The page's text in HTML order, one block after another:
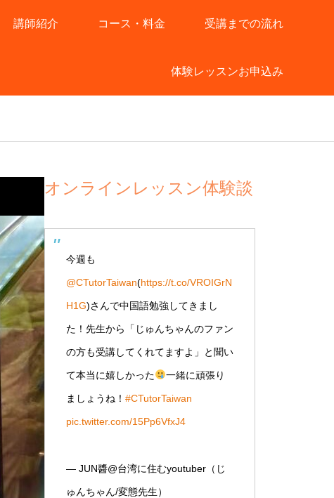
講師紹介 コース・料金 受講までの流れ
体験レッスンお申込み
オンラインレッスン体験談
今週も
@CTutorTaiwan(https://t.co/VROIGrN
H1G)さんで中国語勉強してきまし
た！先生から「じゅんちゃんのファン
の方も受講してくれてますよ」と聞い
て本当に嬉しかった 一緒に頑張り
ましょうね！ #CTutorTaiwan
pic.twitter.com/15Pp6VfxJ4
— JUN醬@台湾に住むyoutuber（じ
ゅんちゃん/変態先生）